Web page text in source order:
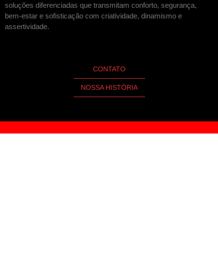
soluções diferenciadas que transmitam conforto, segurança,
bem-estar e sofisticação com criatividade, dinamismo e
assertividade.
CONTATO
NOSSA HISTÓRIA